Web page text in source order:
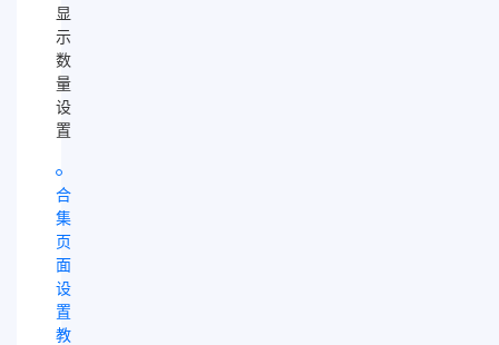
显
示
数
量
设
置
合
集
页
面
设
置
教